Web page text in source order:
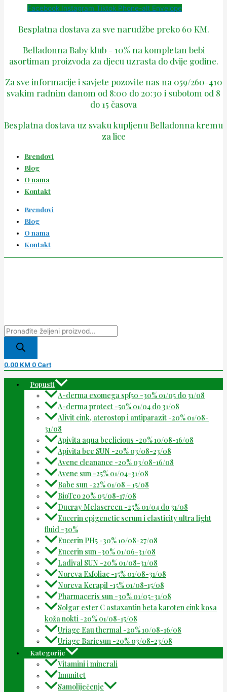
Facebook Instagram Tiktok Phone-alt Envelope
Besplatna dostava za sve narudžbe preko 60 KM.
Belladonna Baby klub - 10% na kompletan bebi
asortiman proizvoda za djecu uzrasta do dvije godine.
Za sve informacije i savjete pozovite nas na 059/260-410
svakim radnim danom od 8:00 do 20:30 i subotom od 8
do 15 časova
Besplatna dostava uz svaku kupljenu Belladonna kremu
za lice
Brendovi
Blog
O nama
Kontakt
Brendovi
Blog
O nama
Kontakt
0,00 KM 0 Cart
Popusti
A-derma exomega spf50 -30% 01/05 do 31/08
A-derma protect -50% 01/04 do 31/08
Alivit cink, aterostop i antiparazit -20% 01/08-
31/08
Apivita aqua beelicious -20% 10/08-16/08
Apivita bee SUN -20% 03/08-23/08
Avene cleanance -20% 03/08-16/08
Avene sun -25% 01/04-31/08
Babe sun -22% 01/08 – 15/08
BioTeo 20% 05/08-17/08
Ducray Melascreen -25% 01/04 do 31/08
Eucerin epigenetic serum i elasticity ultra light
fluid -30%
Eucerin PH5 -30% 10/08-27/08
Eucerin sun -30% 01/06-31/08
Ladival SUN -20% 01/08-31/08
Noreva Exfoliac -15% 01/08-31/08
Noreva Kerapil -15% 01/08-15/08
Pharmaceris sun -30% 01/05-31/08
Solgar ester C astaxantin beta karoten cink kosa
koža nokti -20% 01/08-15/08
Uriage Eau thermal -20% 10/08-16/08
Uriage Bariesun -20% 03/08-23/08
Kategorije
Vitamini i minerali
Imunitet
Samoliječenje